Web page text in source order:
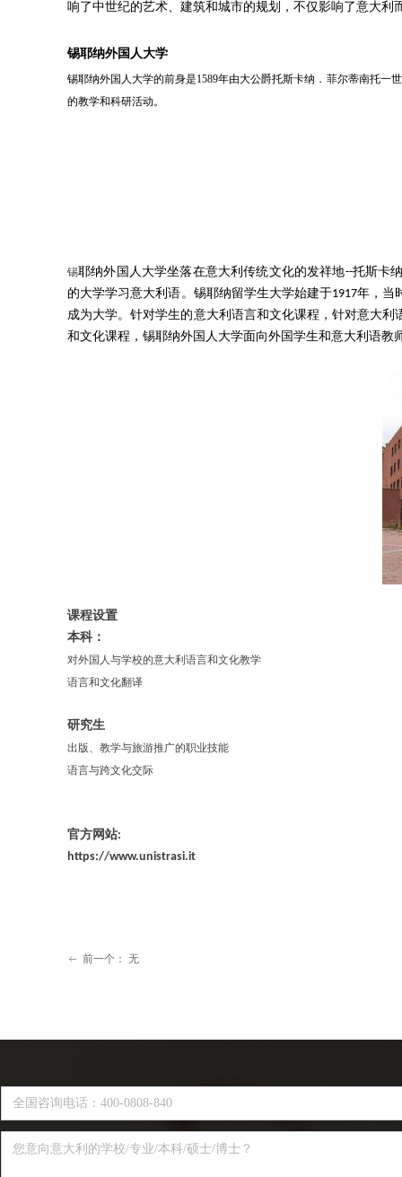
响了中世纪的艺术、建筑和城市的规划，不仅影响了意大
锡耶纳外国人大学
锡耶纳外国人大学的前身是1589年由大公爵托斯卡纳．菲尔蒂南托一
的教学和科研活动。
锡耶纳外国人大学坐落在意大利传统文化的发祥地--托斯卡
的大学学习意大利语。锡耶纳留学生大学始建于1917年，
成为大学。针对学生的意大利语言和文化课程，针对意大
和文化课程，锡耶纳外国人大学面向外国学生和意大利语教
课程设置
本科：
对外国人与学校的意大利语言和文化教学
语言和文化翻译
研究生
出版、教学与旅游推广的职业技能
语言与跨文化交际
官方网站:
https://www.unistrasi.it
ꂃ 前一个： 无